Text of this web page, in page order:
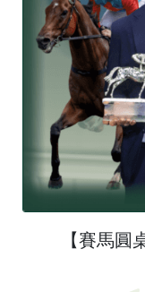
【賽馬圓